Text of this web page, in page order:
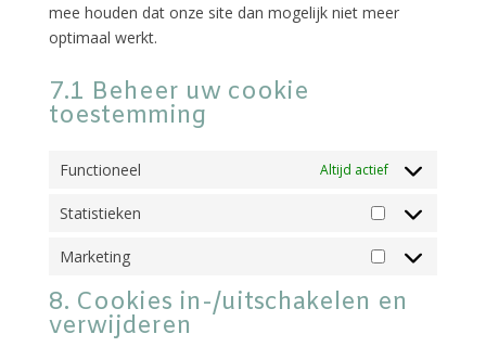
mee houden dat onze site dan mogelijk niet meer
optimaal werkt.
7.1 Beheer uw cookie
toestemming
Functioneel Altijd actief
Statistieken
Statistieken
Marketing
Marketing
8. Cookies in-/uitschakelen en
verwijderen